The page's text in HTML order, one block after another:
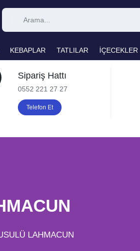
KEBAPLAR TATLILAR İÇECEKLER
Sipariş Hattı
0552 221 27 27
Telefon Et
LAHMACUN